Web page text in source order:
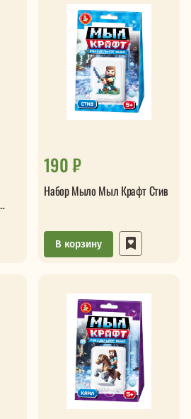
190 ₽
Набор Мыло Мыл Крафт Стив
В корзину